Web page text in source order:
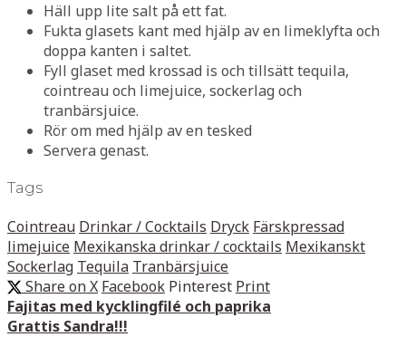
Häll upp lite salt på ett fat.
Fukta glasets kant med hjälp av en limeklyfta och
doppa kanten i saltet.
Fyll glaset med krossad is och tillsätt tequila,
cointreau och limejuice, sockerlag och
tranbärsjuice.
Rör om med hjälp av en tesked
Servera genast.
Tags
Cointreau Drinkar / Cocktails Dryck Färskpressad
limejuice Mexikanska drinkar / cocktails Mexikanskt
Sockerlag Tequila Tranbärsjuice
Share on X Facebook Pinterest Print
Fajitas med kycklingfilé och paprika
Grattis Sandra!!!